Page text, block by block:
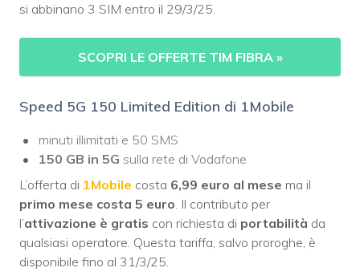
si abbinano 3 SIM entro il 29/3/25.
SCOPRI LE OFFERTE TIM FIBRA »
Speed 5G 150 Limited Edition di 1Mobile
minuti illimitati e 50 SMS
150 GB in 5G sulla rete di Vodafone
L’offerta di 1Mobile costa 6,99 euro al mese ma il
primo mese costa 5 euro. Il contributo per
l’attivazione è gratis con richiesta di portabilità da
qualsiasi operatore. Questa tariffa, salvo proroghe, è
disponibile fino al 31/3/25.